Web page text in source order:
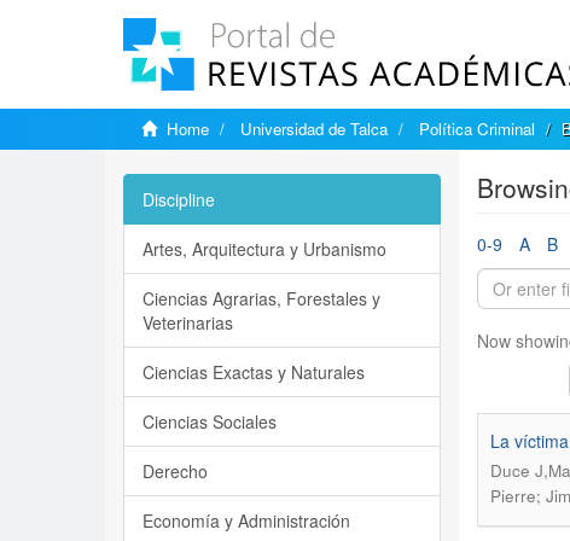
Home Universidad de Talca Política Criminal
0-9 A B
Now
La
Duce
Pierre;
Discipline
Artes, Arquitectura y Urbanismo
Ciencias Agrarias, Forestales y
Veterinarias
Ciencias Exactas y Naturales
Ciencias Sociales
Derecho
Economía y Administración